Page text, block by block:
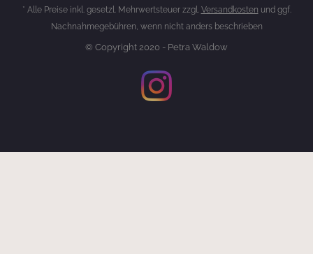
* Alle Preise inkl. gesetzl. Mehrwertsteuer zzgl. Versandkosten und ggf.
Nachnahmegebühren, wenn nicht anders beschrieben
© Copyright 2020 - Petra Waldow